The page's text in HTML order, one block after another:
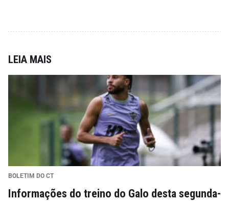
LEIA MAIS
BOLETIM DO CT
Informações do treino do Galo desta segunda-